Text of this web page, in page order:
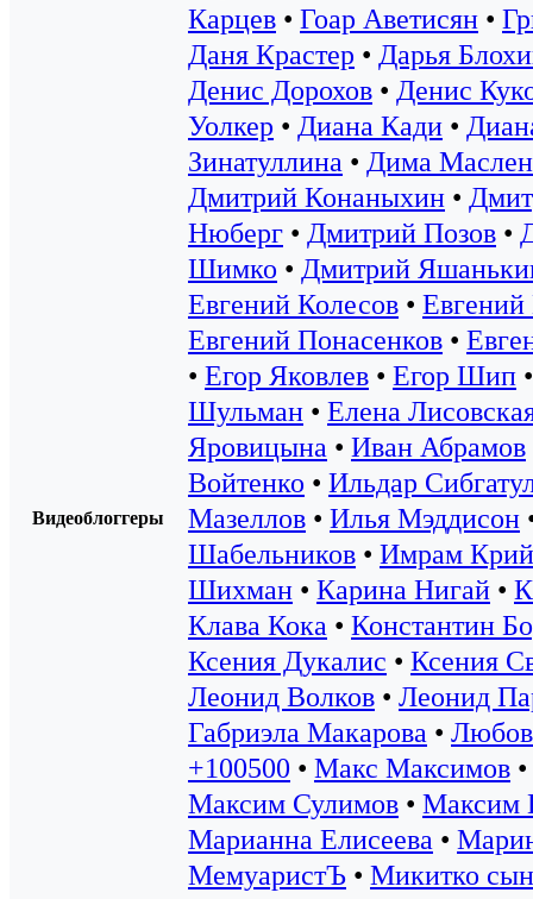
Видеоблоггеры
Карцев • Гоар Аветисян •
Даня Крастер • Дарья
Денис Дорохов • Денис
Уолкер • Диана Кади •
Зинатуллина • Дима
Дмитрий Конаныхин •
Нюберг • Дмитрий Позов •
Шимко • Дмитрий
Евгений Колесов • Евгений
Евгений Понасенков •
• Егор Яковлев • Егор Шип
Шульман • Елена
Яровицына • Иван Абрамов
Войтенко • Ильдар
Мазеллов • Илья Мэддисон
Шабельников • Имрам
Шихман • Карина Нигай •
Клава Кока • Константин
Ксения Дукалис • Ксения
Леонид Волков • Леонид
Габриэла Макарова •
+100500 • Макс Максимов •
Максим Сулимов • Максим
Марианна Елисеева •
МемуаристЪ • Микитко